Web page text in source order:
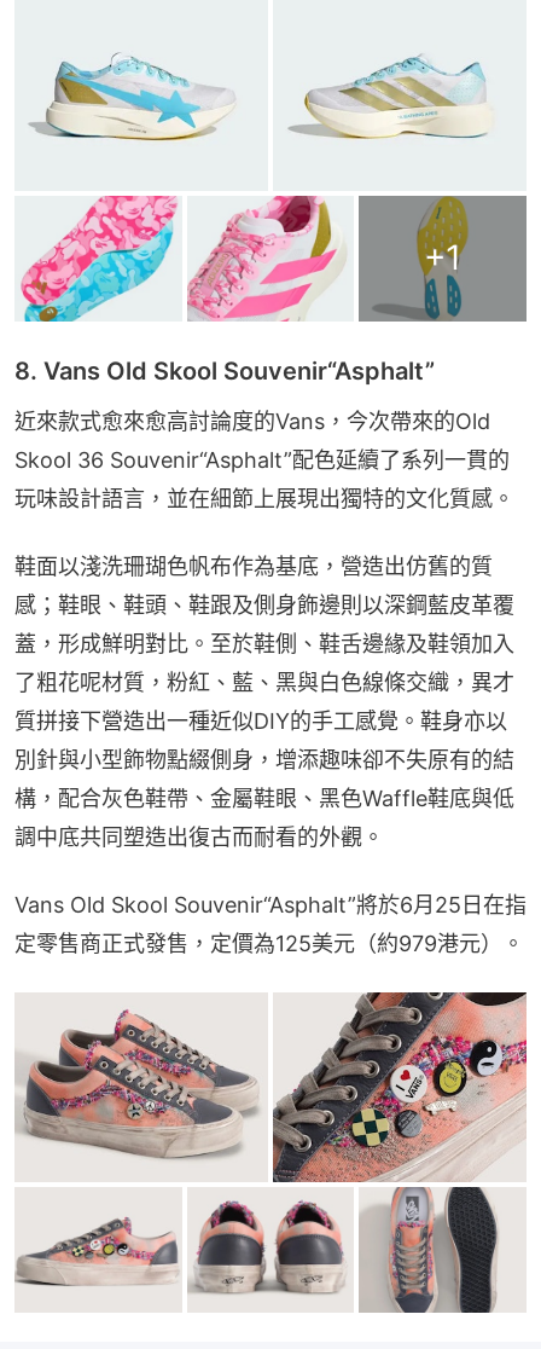
+1
8. Vans Old Skool Souvenir“Asphalt”
近來款式愈來愈高討論度的Vans，今次帶來的Old
Skool 36 Souvenir“Asphalt”配色延續了系列一貫的
玩味設計語言，並在細節上展現出獨特的文化質感。
鞋面以淺洗珊瑚色帆布作為基底，營造出仿舊的質
感；鞋眼、鞋頭、鞋跟及側身飾邊則以深鋼藍皮革覆
蓋，形成鮮明對比。至於鞋側、鞋舌邊緣及鞋領加入
了粗花呢材質，粉紅、藍、黑與白色線條交織，異才
質拼接下營造出一種近似DIY的手工感覺。鞋身亦以
別針與小型飾物點綴側身，增添趣味卻不失原有的結
構，配合灰色鞋帶、金屬鞋眼、黑色Waffle鞋底與低
調中底共同塑造出復古而耐看的外觀。
Vans Old Skool Souvenir“Asphalt”將於6月25日在指
定零售商正式發售，定價為125美元（約979港元）。